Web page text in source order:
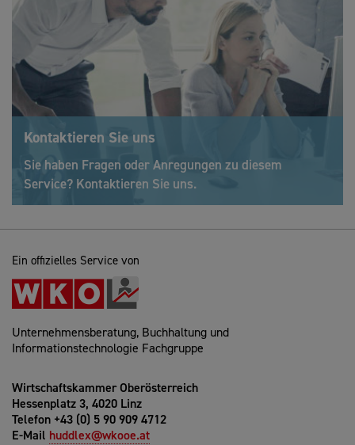
Kontaktieren Sie uns
Sie haben Fragen oder Anregungen zu diesem
Service? Kontaktieren Sie uns.
Ein offizielles Service von
Unternehmensberatung, Buchhaltung und
Informationstechnologie Fachgruppe
Wirtschaftskammer Oberösterreich
Hessenplatz 3, 4020 Linz
Telefon +43 (0) 5 90 909 4712
E-Mail huddlex@wkooe.at